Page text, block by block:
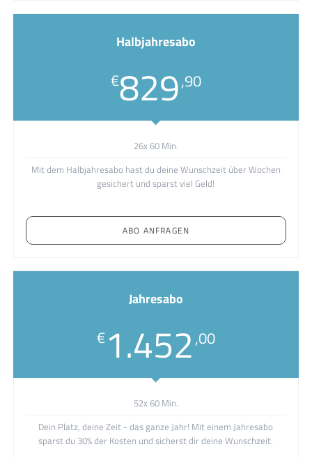
Halbjahresabo
€829,90
26x 60 Min.
Mit dem Halbjahresabo hast du deine Wunschzeit über Wochen
gesichert und sparst viel Geld!
ABO ANFRAGEN
Jahresabo
€1.452,00
52x 60 Min.
Dein Platz, deine Zeit - das ganze Jahr! Mit einem Jahresabo
sparst du 30% der Kosten und sicherst dir deine Wunschzeit.